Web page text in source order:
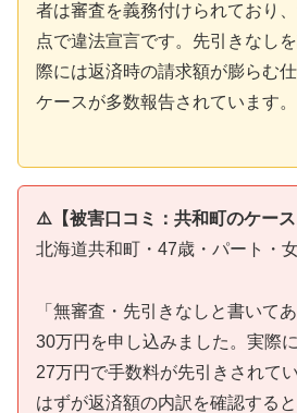
者は審査を義務付けられており
点で違法宣言です。先引きなし
際には返済時の請求額が膨らむ
ケースが多数報告されています。
⚠️【被害口コミ：共和町のケース
北海道共和町・47歳・パート・
「無審査・先引きなしと書いて
30万円を申し込みました。実際
27万円で手数料が先引きされて
はずが返済額の内訳を確認する